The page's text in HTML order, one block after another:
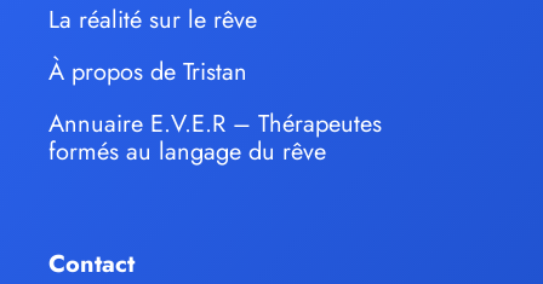
La réalité sur le rêve
À propos de Tristan
Annuaire E.V.E.R – Thérapeutes
formés au langage du rêve
Contact